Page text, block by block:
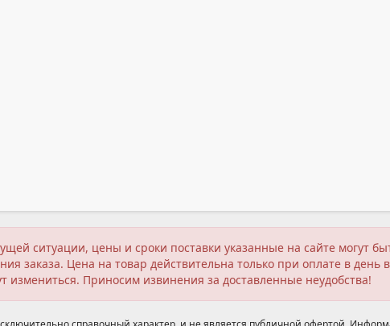
ситуации, цены и сроки поставки указанные на сайте могут
заказа. Цена на товар действительна только при оплате в
измениться. Приносим извинения за доставленные неудобства!